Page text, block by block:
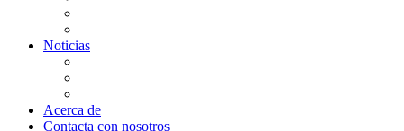
Noticias
Acerca de
Contacta con nosotros